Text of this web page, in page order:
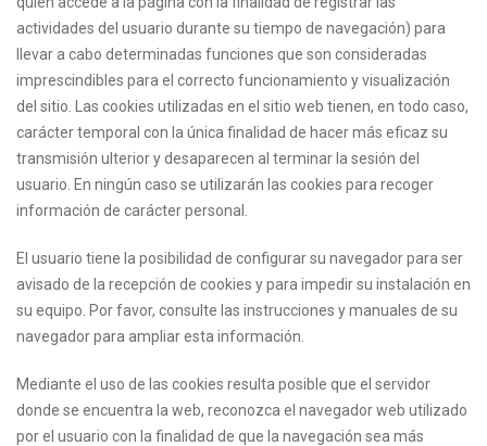
actividades del usuario durante su tiempo de navegación) para
llevar a cabo determinadas funciones que son consideradas
imprescindibles para el correcto funcionamiento y visualización
del sitio. Las cookies utilizadas en el sitio web tienen, en todo caso,
carácter temporal con la única finalidad de hacer más eficaz su
transmisión ulterior y desaparecen al terminar la sesión del
usuario. En ningún caso se utilizarán las cookies para recoger
información de carácter personal.
El usuario tiene la posibilidad de configurar su navegador para ser
avisado de la recepción de cookies y para impedir su instalación en
su equipo. Por favor, consulte las instrucciones y manuales de su
navegador para ampliar esta información.
Mediante el uso de las cookies resulta posible que el servidor
donde se encuentra la web, reconozca el navegador web utilizado
por el usuario con la finalidad de que la navegación sea más